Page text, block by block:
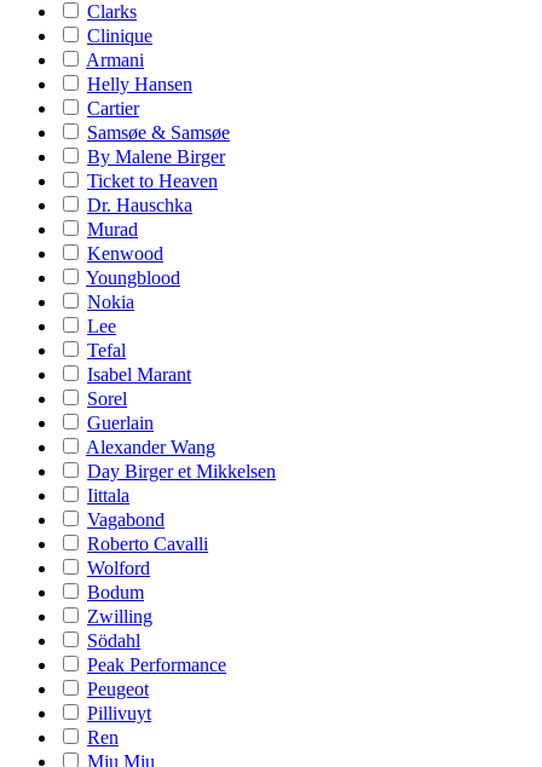
Clarks
Clinique
Armani
Helly Hansen
Cartier
Samsøe & Samsøe
By Malene Birger
Ticket to Heaven
Dr. Hauschka
Murad
Kenwood
Youngblood
Nokia
Lee
Tefal
Isabel Marant
Sorel
Guerlain
Alexander Wang
Day Birger et Mikkelsen
Iittala
Vagabond
Roberto Cavalli
Wolford
Bodum
Zwilling
Södahl
Peak Performance
Peugeot
Pillivuyt
Ren
Miu Miu